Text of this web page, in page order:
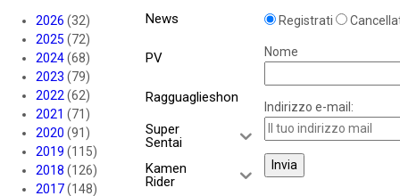
2026 (32)
2025 (72)
2024(68)
2023 (79)
2022(62)
2021 (71)
2020 (91)
2019 (115)
2018 (126)
2017(148)
News
PV
Ragguaglieshon
Super
Sentai
Kamen
Rider
Registrati
Nome
Indirizzo e-mail: